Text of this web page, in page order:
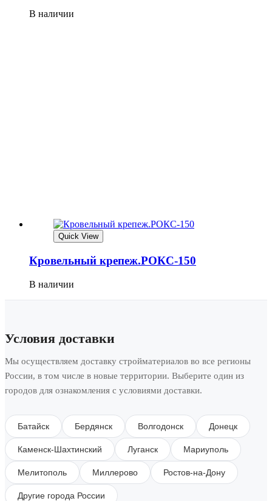
В наличии
Quick View
Кровельный крепеж.РОКС-150
В наличии
Условия доставки
Мы осуществляем доставку стройматериалов во все регионы
России, в том числе в новые территории. Выберите один из
городов для ознакомления с условиями доставки.
Батайск Бердянск Волгодонск Донецк
Каменск-Шахтинский Луганск Мариуполь
Мелитополь Миллерово Ростов-на-Дону
Другие города России